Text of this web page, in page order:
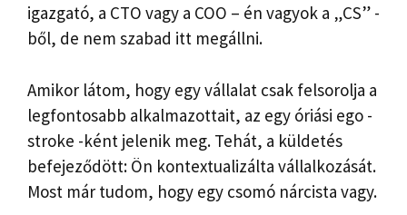
igazgató, a CTO vagy a COO – én vagyok a „CS” -
ből, de nem szabad itt megállni.
Amikor látom, hogy egy vállalat csak felsorolja a
legfontosabb alkalmazottait, az egy óriási ego -
stroke -ként jelenik meg. Tehát, a küldetés
befejeződött: Ön kontextualizálta vállalkozását.
Most már tudom, hogy egy csomó nárcista vagy.